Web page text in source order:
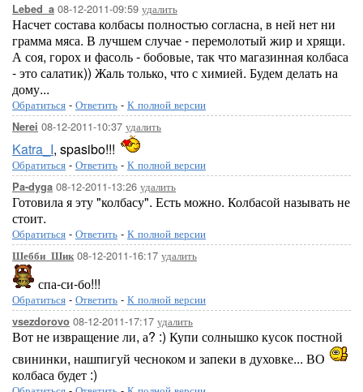
Lebed_a 08-12-2011-09:59 удалить
Насчет состава колбасы полностью согласна, в ней нет ни
грамма мяса. В лучшем случае - перемолотый жир и хрящи.
А соя, горох и фасоль - бобовые, так что магазинная колбаса
- это салатик)) Жаль только, что с химией. Будем делать на
дому...
Обратиться - Ответить - К полной версии
Nerei 08-12-2011-10:37 удалить
Katra_I, spasibo!!!
Обратиться - Ответить - К полной версии
Pa-dyga 08-12-2011-13:26 удалить
Готовила я эту "колбасу". Есть можно. Колбасой называть не
стоит.
Обратиться - Ответить - К полной версии
Шебби_Шик08-12-2011-16:17 удалить
спа-си-бо!!!
Обратиться - Ответить - К полной версии
vsezdorovo 08-12-2011-17:17 удалить
Вот не извращение ли, а? :) Купи солнышко кусок постной
свининки, нашпигуй чесноком и запеки в духовке... ВО
колбаса будет :)